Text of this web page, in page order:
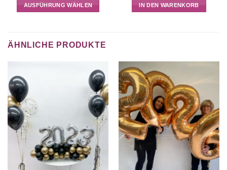
AUSFÜHRUNG WÄHLEN
mehrere
Produktseite
gewählt
werden
IN DEN WARENKORB
ÄHNLICHE PRODUKTE